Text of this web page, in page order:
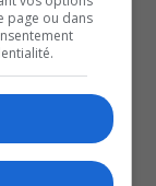
dans la
X
NOTRE
page ou dans